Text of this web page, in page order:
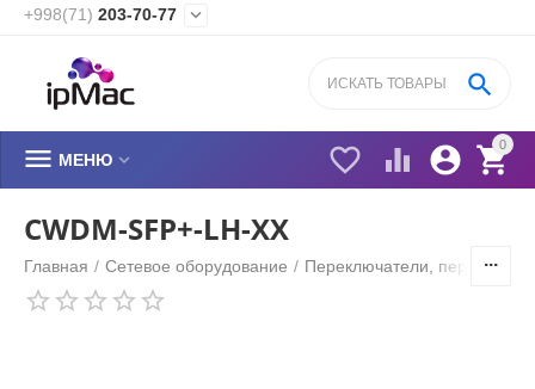
+998(71) 203-70-77 
0


 

 МЕНЮ 
CWDM-SFP+-LH-XX
Главная / Сетевое оборудование / Переключатели,